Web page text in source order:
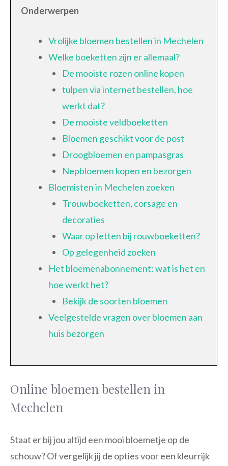
Onderwerpen
Vrolijke bloemen bestellen in Mechelen
Welke boeketten zijn er allemaal?
De mooiste rozen online kopen
tulpen via internet bestellen, hoe
werkt dat?
De mooiste veldboeketten
Bloemen geschikt voor de post
Droogbloemen en pampasgras
Nepbloemen kopen en bezorgen
Bloemisten in Mechelen zoeken
Trouwboeketten, corsage en
decoraties
Waar op letten bij rouwboeketten?
Op gelegenheid zoeken
Het bloemenabonnement: wat is het en
hoe werkt het?
Bekijk de soorten bloemen
Veelgestelde vragen over bloemen aan
huis bezorgen
Online bloemen bestellen in
Mechelen
Staat er bij jou altijd een mooi bloemetje op de
schouw? Of vergelijk jij de opties voor een kleurrijk